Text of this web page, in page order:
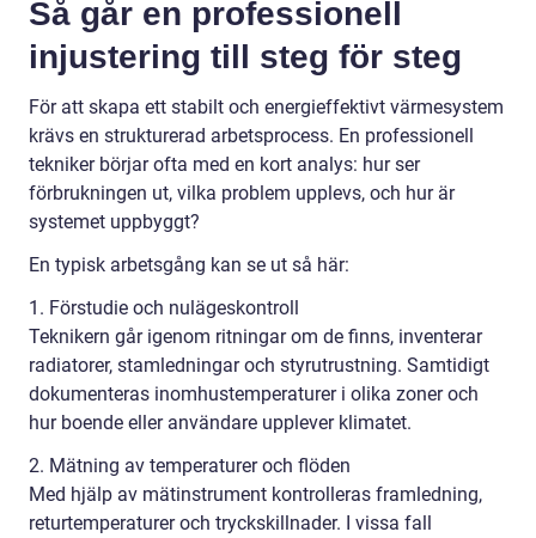
Så går en professionell
injustering till steg för steg
För att skapa ett stabilt och energieffektivt värmesystem
krävs en strukturerad arbetsprocess. En professionell
tekniker börjar ofta med en kort analys: hur ser
förbrukningen ut, vilka problem upplevs, och hur är
systemet uppbyggt?
En typisk arbetsgång kan se ut så här:
1. Förstudie och nulägeskontroll
Teknikern går igenom ritningar om de finns, inventerar
radiatorer, stamledningar och styrutrustning. Samtidigt
dokumenteras inomhustemperaturer i olika zoner och
hur boende eller användare upplever klimatet.
2. Mätning av temperaturer och flöden
Med hjälp av mätinstrument kontrolleras framledning,
returtemperaturer och tryckskillnader. I vissa fall